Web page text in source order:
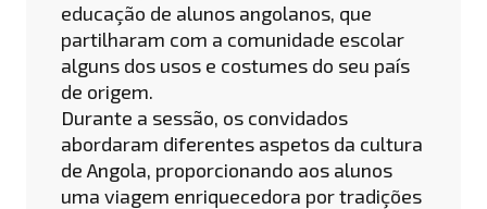
educação de alunos angolanos, que
partilharam com a comunidade escolar
alguns dos usos e costumes do seu país
de origem.
Durante a sessão, os convidados
abordaram diferentes aspetos da cultura
de Angola, proporcionando aos alunos
uma viagem enriquecedora por tradições